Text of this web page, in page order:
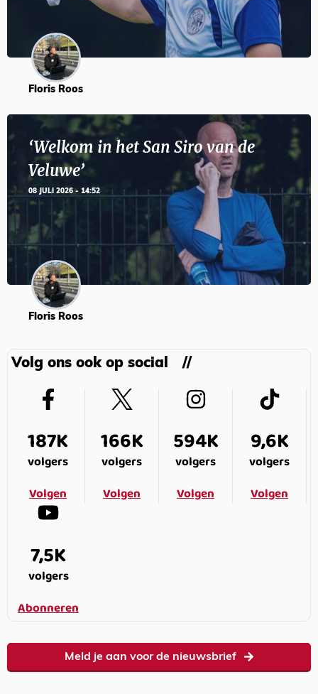
Floris Roos
‘Welkom in het San Siro van de
Veluwe’
08 JULI 2026 - 14:52
Floris Roos
Volg ons ook op social
187K
volgers
Volgen
166K
volgers
Volgen
594K
volgers
Volgen
9,6K
volgers
Volgen
7,5K
volgers
Abonneren
Meld je aan voor de nieuwsbrief